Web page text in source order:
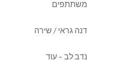
משתתפים
דנה גראי / שירה
נדב לב – עוד